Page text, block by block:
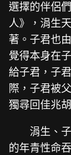
選擇的伴侶
人》，涓生
著。子君也
覺得本身在
給子君，子
際，子君被
獨尋回佳兆
涓生、
的年青性命